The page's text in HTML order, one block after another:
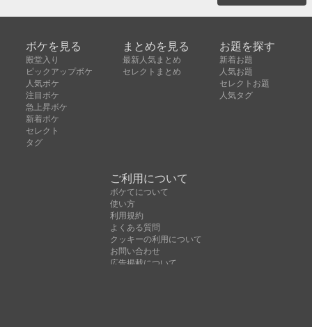
ボケを見る
殿堂入り
ピックアップボケ
人気ボケ
注目ボケ
急上昇ボケ
新着ボケ
セレクト
タグ
まとめを見る
最新人気まとめ
セレクトまとめ
お題を探す
新着お題
人気お題
セレクトお題
人気タグ
ご利用について
ボケてについて
使い方
利用規約
よくある質問
クッキーの利用について
お問い合わせ
広告掲載について